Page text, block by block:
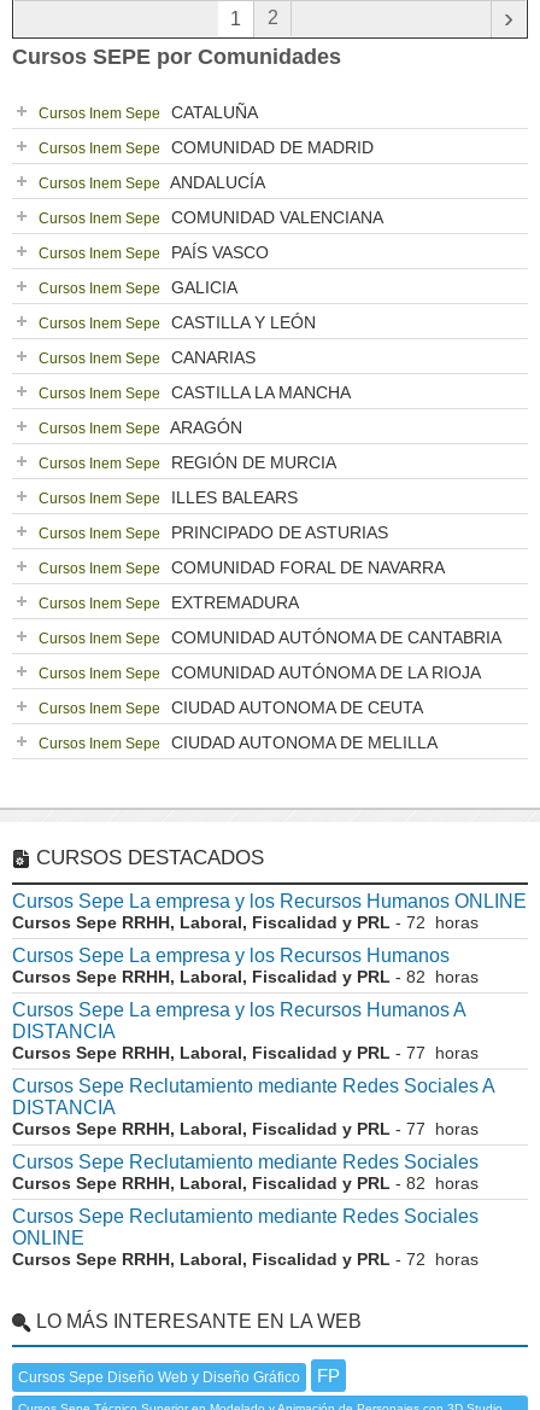
1 2 ›
Cursos SEPE por Comunidades
Cursos Inem Sepe CATALUÑA
Cursos Inem Sepe COMUNIDAD DE MADRID
Cursos Inem Sepe ANDALUCÍA
Cursos Inem Sepe COMUNIDAD VALENCIANA
Cursos Inem Sepe PAÍS VASCO
Cursos Inem Sepe GALICIA
Cursos Inem Sepe CASTILLA Y LEÓN
Cursos Inem Sepe CANARIAS
Cursos Inem Sepe CASTILLA LA MANCHA
Cursos Inem Sepe ARAGÓN
Cursos Inem Sepe REGIÓN DE MURCIA
Cursos Inem Sepe ILLES BALEARS
Cursos Inem Sepe PRINCIPADO DE ASTURIAS
Cursos Inem Sepe COMUNIDAD FORAL DE NAVARRA
Cursos Inem Sepe EXTREMADURA
Cursos Inem Sepe COMUNIDAD AUTÓNOMA DE CANTABRIA
Cursos Inem Sepe COMUNIDAD AUTÓNOMA DE LA RIOJA
Cursos Inem Sepe CIUDAD AUTONOMA DE CEUTA
Cursos Inem Sepe CIUDAD AUTONOMA DE MELILLA
CURSOS DESTACADOS
Cursos Sepe La empresa y los Recursos Humanos ONLINE
Cursos Sepe RRHH, Laboral, Fiscalidad y PRL - 72 horas
Cursos Sepe La empresa y los Recursos Humanos
Cursos Sepe RRHH, Laboral, Fiscalidad y PRL - 82 horas
Cursos Sepe La empresa y los Recursos Humanos A
DISTANCIA
Cursos Sepe RRHH, Laboral, Fiscalidad y PRL - 77 horas
Cursos Sepe Reclutamiento mediante Redes Sociales A
DISTANCIA
Cursos Sepe RRHH, Laboral, Fiscalidad y PRL - 77 horas
Cursos Sepe Reclutamiento mediante Redes Sociales
Cursos Sepe RRHH, Laboral, Fiscalidad y PRL - 82 horas
Cursos Sepe Reclutamiento mediante Redes Sociales
ONLINE
Cursos Sepe RRHH, Laboral, Fiscalidad y PRL - 72 horas
LO MÁS INTERESANTE EN LA WEB
Cursos Sepe Diseño Web y Diseño Gráfico FP